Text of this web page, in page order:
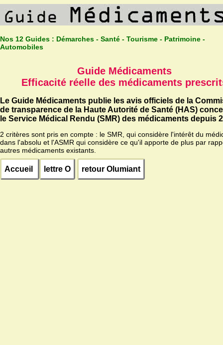
Nos 12 Guides : Démarches - Santé - Tourisme - Patrimoine -
Automobiles
Guide Médicaments
Efficacité réelle des médicaments
Le Guide Médicaments publie les avis officiels de la
de transparence de la Haute Autorité de Santé (HAS)
le Service Médical Rendu (SMR) des médicaments depuis
2 critères sont pris en compte : le SMR, qui considère l'intérêt du
dans l'absolu et l'ASMR qui considère ce qu'il apporte de plus par
autres médicaments existants.
Accueil lettre O retour Olumiant